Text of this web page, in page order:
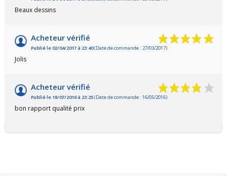
(43 avis)
Beaux dessins
Acheteur vérifié
Publié le 02/04/2017 à 23:40(Date de commande : 27/03/2017)
Jolis
Acheteur vérifié
Publié le 18/07/2016 à 23:25(Date de commande : 16/05/2016)
bon rapport qualité prix